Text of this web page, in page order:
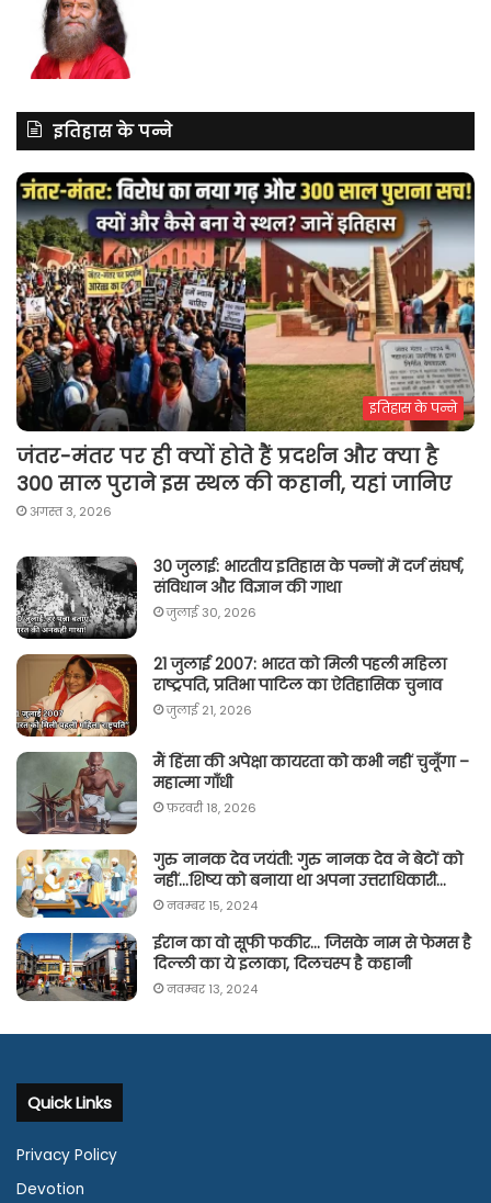
इतिहास के पन्ने
इतिहास के पन्ने
जंतर-मंतर पर ही क्यों होते हैं प्रदर्शन और क्या है
300 साल पुराने इस स्थल की कहानी, यहां जानिए
अगस्त 3, 2026
30 जुलाई: भारतीय इतिहास के पन्नों में दर्ज संघर्ष,
संविधान और विज्ञान की गाथा
जुलाई 30, 2026
21 जुलाई 2007: भारत को मिली पहली महिला
राष्ट्रपति, प्रतिभा पाटिल का ऐतिहासिक चुनाव
जुलाई 21, 2026
मैं हिंसा की अपेक्षा कायरता को कभी नहीं चुनूँगा –
महात्मा गाँधी
फ़रवरी 18, 2026
गुरु नानक देव जयंती: गुरु नानक देव ने बेटों को
नहीं…शिष्य को बनाया था अपना उत्तराधिकारी…
नवम्बर 15, 2024
ईरान का वो सूफी फकीर… जिसके नाम से फेमस है
दिल्ली का ये इलाका, दिलचस्प है कहानी
नवम्बर 13, 2024
Quick Links
Privacy Policy
Devotion